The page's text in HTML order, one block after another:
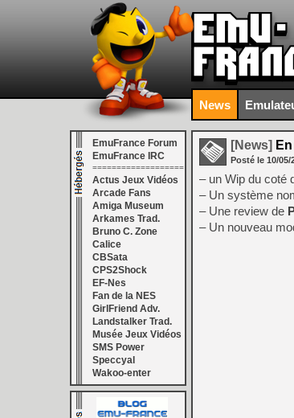
News
EmuFrance Forum
EmuFrance IRC
===================
Actus Jeux Vidéos
Arcade Fans
Amiga Museum
Arkames Trad.
Bruno C. Zone
Calice
CBSata
CPS2Shock
EF-Nes
Fan de la NES
GirlFriend Adv.
Landstalker Trad.
Musée Jeux Vidéos
SMS Power
Speccyal
Wakoo-enter
[News]
Posté le 10/05/
– un Wip du coté
– Un système
– Une review de
– Un nouveau